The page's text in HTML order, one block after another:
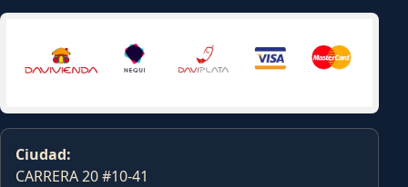
Ciudad:
CARRERA 20 #10-41